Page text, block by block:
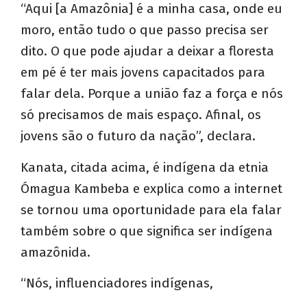
“Aqui [a Amazônia] é a minha casa, onde eu
moro, então tudo o que passo precisa ser
dito. O que pode ajudar a deixar a floresta
em pé é ter mais jovens capacitados para
falar dela. Porque a união faz a força e nós
só precisamos de mais espaço. Afinal, os
jovens são o futuro da nação”, declara.
Kanata, citada acima, é indígena da etnia
Ómagua Kambeba e explica como a internet
se tornou uma oportunidade para ela falar
também sobre o que significa ser indígena
amazônida.
“Nós, influenciadores indígenas,